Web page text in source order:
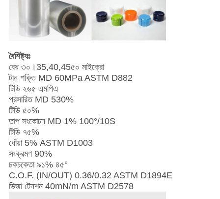
বৈশিষ্ট্যঃ
বেধ ৩০।35,40,45৫০ মাইক্রো
টান শক্তি MD 60MPa ASTM D882
টিডি ২৬৫ এমপিএ
প্রসারিত MD 530%
টিডি ৫০%
তাপ সংকোচন MD 1% 100°/10S
টিডি ৭৫%
ধোঁয়া 5% ASTM D1003
সংক্রমণ 90%
চকচকেতা ৯১% ৪৫°
C.O.F. (IN/OUT) 0.36/0.32 ASTM D1894E
ভিজা টেনশন 40mN/m ASTM D2578